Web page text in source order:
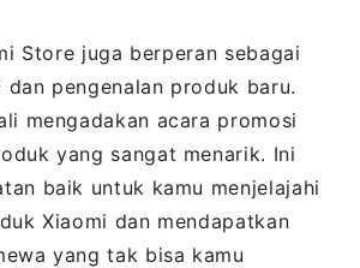
Store juga berperan sebagai
pengenalan produk baru.
mengadakan acara promosi
yang sangat menarik. Ini
baik untuk kamu menjelajahi
Xiaomi dan mendapatkan
yang tak bisa kamu